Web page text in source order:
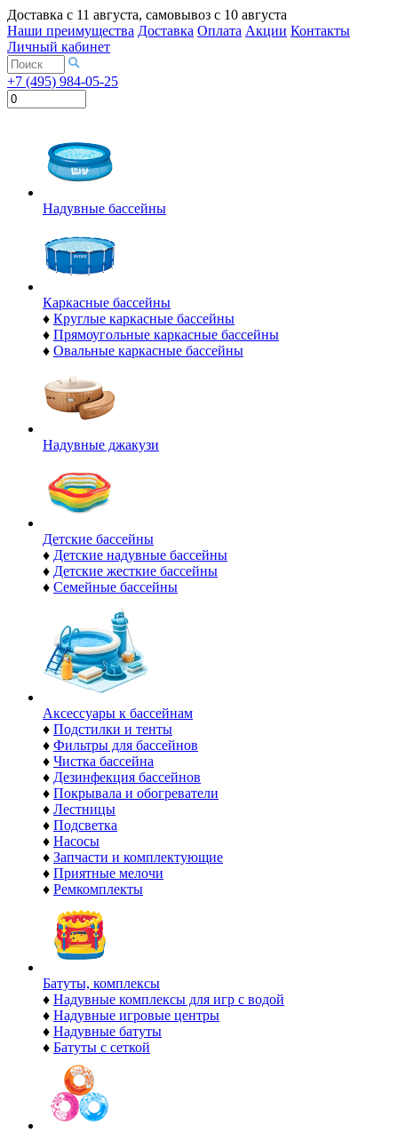
Доставка с 11 августа, самовывоз с 10 августа
Наши преимущества Доставка Оплата Акции Контакты
Личный кабинет
+7 (495) 984-05-25
Надувные бассейны
Каркасные бассейны
♦ Круглые каркасные бассейны
♦ Прямоугольные каркасные бассейны
♦ Овальные каркасные бассейны
Надувные джакузи
Детские бассейны
♦ Детские надувные бассейны
♦ Детские жесткие бассейны
♦ Семейные бассейны
Аксессуары к бассейнам
♦ Подстилки и тенты
♦ Фильтры для бассейнов
♦ Чистка бассейна
♦ Дезинфекция бассейнов
♦ Покрывала и обогреватели
♦ Лестницы
♦ Подсветка
♦ Насосы
♦ Запчасти и комплектующие
♦ Приятные мелочи
♦ Ремкомплекты
Батуты, комплексы
♦ Надувные комплексы для игр с водой
♦ Надувные игровые центры
♦ Надувные батуты
♦ Батуты с сеткой